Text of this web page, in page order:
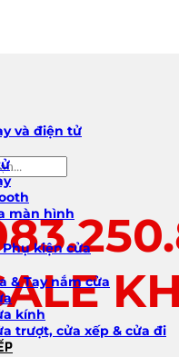
và điện tử
màn hình
Phụ kiện cửa
& Tay nắm cửa
kính
trượt, cửa xếp & cửa đi